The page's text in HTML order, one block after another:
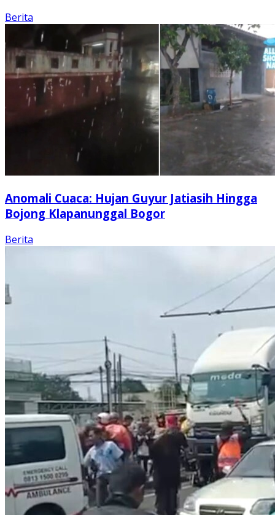
Berita
Anomali Cuaca: Hujan Guyur Jatiasih Hingga
Bojong Klapanunggal Bogor
Berita